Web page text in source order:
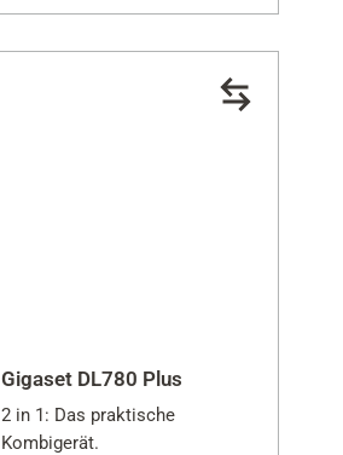
Bewertungen
Gigaset DL780 Plus
2 in 1: Das praktische
Kombigerät.